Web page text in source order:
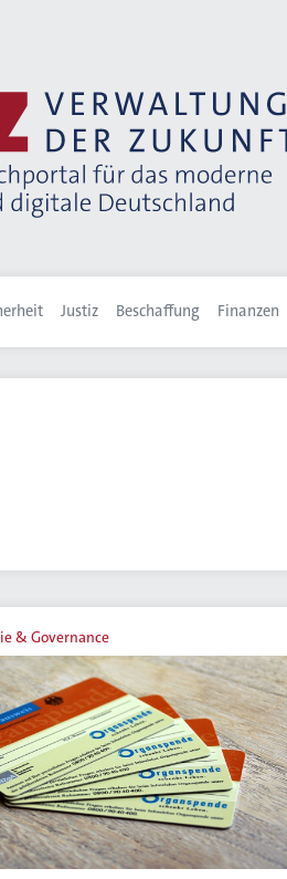
Justiz Beschaffung Finanzen
& Governance